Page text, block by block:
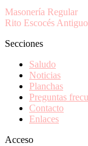
Masonería Regular
Rito Escocés
Secciones
Saludo
Noticias
Planchas
Preguntas
Contacto
Enlaces
Acceso